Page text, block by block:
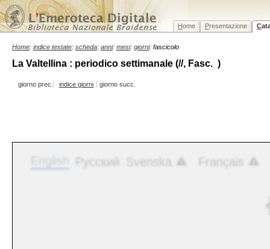
Home Presentazione C
Home: indice testate: scheda: anni: mesi: giorni: fascicolo
La Valtellina : periodico settimanale (//, Fasc. )
giorno prec. indice giorni giorno succ.
English Русский Svenska Français